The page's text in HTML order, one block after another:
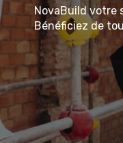
NovaBuild votre
Bénéficiez de